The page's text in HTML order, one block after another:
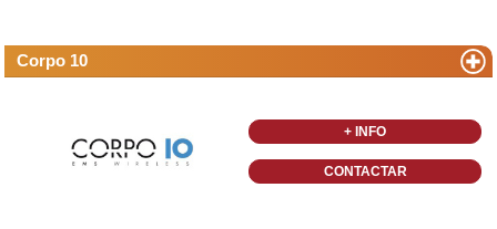
Corpo 10
+ INFO
CONTACTAR